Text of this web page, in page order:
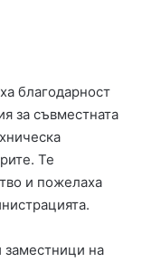
благодарност
за съвместната
Те
и пожелаха
заместници на